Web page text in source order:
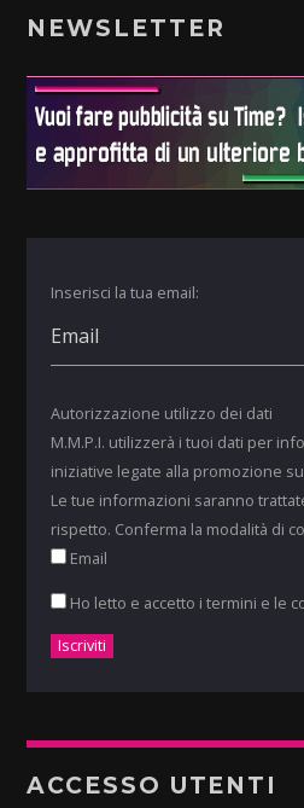
NEWSLETTER
Inserisci la tua email:
Autorizzazione utilizzo dei dati
M.M.P.I. utilizzerà i tuoi dati per
iniziative legate alla promozione
Le tue informazioni saranno
rispetto. Conferma la modalità di
Email
Ho letto e accetto i termini e le
ACCESSO UTENTI